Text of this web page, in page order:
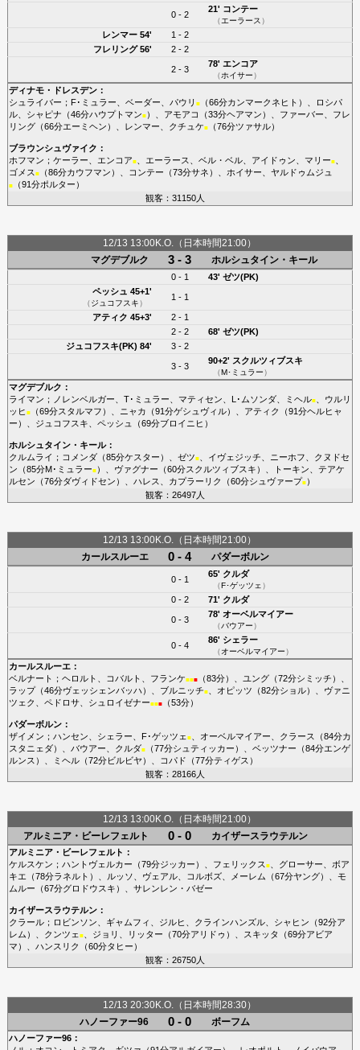
0 - 2
21' コンテー
（エーラース ）
レンマー54'
1 - 2
フレリング56' 2 - 2
2 - 3
78' エンコア
（ホイサー）
ディナモ・ドレスデン：
シュライバー ； F･ミュラー ベーダー パウリ ■（66分カンマークネヒト ）、
ロシパ
ル、 シャピナ （46分ハウプトマン■）、 アモアコ （33分ヘアマン ）、 ファーバー
フレ
リング（66分エーミヘン ）、 レンマー クチュケ■（76分ツァサル）
ブラウンシュヴァイク ：
ホフマン ； ケーラー エンコア■、 エーラース ベル・ベル、 アイドゥン マリー■、
ゴメス ■（86分カウフマン ）、 コンテー （73分サネ ）、 ホイサー ヤルドゥムジュ
■（91分ポルター ）
観客：31150人
12/13 13:00K.O.（日本時間21:00）
マグデブルク
3 - 3 ホルシュタイン・キール
0 - 1 43' ゼツ(PK)
ペッシュ 45+1'
（ジュコフスキ）
1 - 1
アティク 45+3'
2 - 1
2 - 2
68' ゼツ(PK)
ジュコフスキ(PK) 84' 3 - 2
3 - 3
90+2' スクルツィブスキ
（M･ミュラー）
マグデブルク ：
ライマン ； ノレンベルガー T･ミュラー マティセン L･ムソンダ、 ミヘル■、 ウルリ
ッヒ ■（69分スタルマフ ）、 ニャカ （91分ゲシュヴィル）、 アティク （91分ヘルヒャ
ー ）、 ジュコフスキ ペッシュ （69分ブロイニヒ ）
ホルシュタイン・キール：
クルムライ ； コメンダ（85分ケスター ）、 ゼツ■、 イヴェジッチ ニーホフ
クヌドセ
ン （85分M･ミュラー■）、 ヴァグナー （60分スクルツィブスキ ）、 トーキン
テアケ
ルセン （76分ダヴィドセン ）、 ハレス カプラーリク （60分シュヴァープ■）
観客：26497人
12/13 13:00K.O.（日本時間21:00）
カールスルーエ
0 - 4 パダーボルン
0 - 1
65' クルダ
（F･ゲッツェ ）
0 - 2 71' クルダ
0 - 3
78' オーベルマイアー
（バウアー）
0 - 4
86' シェラー
（オーベルマイアー）
カールスルーエ：
ベルナート ； ヘロルト コバルト フランケ■■■（83分）、 ユング（72分シミッチ ）、
ラップ（46分ヴェッシェンバッハ）、 ブルニッチ■、 オピッツ （82分ショル）、 ヴァニ
ツェク
ペドロサ、 シュロイゼナー■■■（53分）
パダーボルン：
ザイメン ； ハンセン シェラー F･ゲッツェ ■、 オーベルマイアー クラース （84分カ
スタニェダ）、 バウアー クルダ■（77分シュティッカー ）、 ベッツナー （84分エンゲ
ルンス ）、 ミヘル（72分ビルビヤ ）、 コパド （77分ティゲス ）
観客：28166人
12/13 13:00K.O.（日本時間21:00）
アルミニア・ビーレフェルト
0 - 0 カイザースラウテルン
アルミニア・ビーレフェルト ：
ケルスケン ； ハントヴェルカー （79分ジッカー ）、 フェリックス ■、 グローサー
ボア
キエ （78分ラネルト ）、 ルッソ ヴェアル、 コルボズ、 メーレム （67分ヤング）、 モ
ムルー （67分グロドウスキ ）、 サレンレン・バゼー
カイザースラウテルン：
クラール； ロビンソン ギャムフィ ジルヒ クラインハンズル、 シャヒン （92分ア
レム ）、 クンツェ ■、 ジョリ リッター （70分アリドゥ ）、 スキッタ （69分アビア
マ ）、 ハンスリク （60分タヒー ）
観客：26750人
12/13 20:30K.O.（日本時間28:30）
ハノーファー96
0 - 0 ボーフム
ハノーファー96：